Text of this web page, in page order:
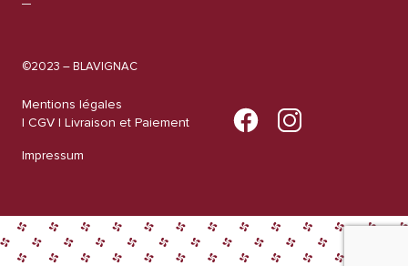
©2023 – BLAVIGNAC
Mentions légales
| CGV | Livraison et Paiement
Impressum